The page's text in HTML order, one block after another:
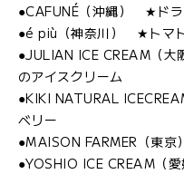
●CAFUNÉ（沖縄） ★ドラ
●é più（神奈川） ★トマ
●JULIAN ICE CREAM（
のアイスクリーム
●KIKI NATURAL
ベリー
●MAISON FARMER（東
●YOSHIO ICE CREAM（